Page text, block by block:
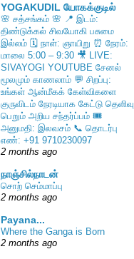
YOGAKUDIL யோகக்குடில்
🌸 சத்சங்கம் 🌸 📍 இடம்:
திண்டுக்கல் சிவயோகி பசுமை
இல்லம் 🗓️ நாள்: ஞாயிறு ⏰ நேரம்:
மாலை 5:00 – 9:30 🎥 LIVE:
SIVAYOGI YOUTUBE சேனல்
மூலமும் காணலாம் 💬 சிறப்பு:
உங்கள் ஆன்மீகக் கேள்விகளை
குருவிடம் நேரடியாக கேட்டு தெளிவு
பெறும் அறிய சந்தர்ப்பம் 🎟️
அனுமதி: இலவசம் 📞 தொடர்பு
எண்: +91 9710230097
2 months ago
நாஞ்சில்நாடன்
சொற் செம்மாப்பு
2 months ago
Payana...
Where the Ganga is Born
2 months ago